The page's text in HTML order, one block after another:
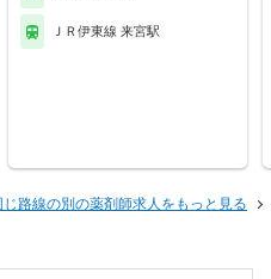
ＪＲ伊東線 来宮駅
路線の別の薬剤師求人をもっと見る